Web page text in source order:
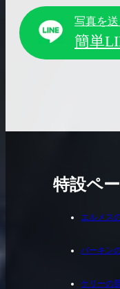
写真を送
簡単
特設ペ
エルメス
バーキン
ケリーの